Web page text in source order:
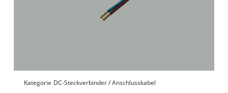
Kategorie DC-Steckverbinder / Anschlusskabel